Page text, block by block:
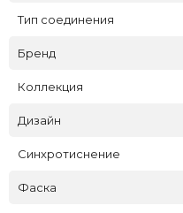
Тип соединения
Бренд
Коллекция
Дизайн
Синхротиснение
Фаска